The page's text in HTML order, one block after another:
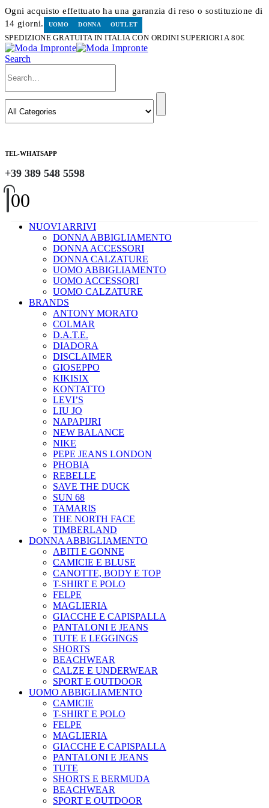
Ogni acquisto effettuato ha una garanzia di reso o sostituzione di
14 giorni.
UOMO DONNA OUTLET
SPEDIZIONE GRATUITA IN ITALIA CON ORDINI SUPERIORI A 80€
Search
TEL-WHATSAPP
+39 389 548 5598
00
NUOVI ARRIVI
DONNA ABBIGLIAMENTO
DONNA ACCESSORI
DONNA CALZATURE
UOMO ABBIGLIAMENTO
UOMO ACCESSORI
UOMO CALZATURE
BRANDS
ANTONY MORATO
COLMAR
D.A.T.E.
DIADORA
DISCLAIMER
GIOSEPPO
KIKISIX
KONTATTO
LEVI’S
LIU JO
NAPAPIJRI
NEW BALANCE
NIKE
PEPE JEANS LONDON
PHOBIA
REBELLE
SAVE THE DUCK
SUN 68
TAMARIS
THE NORTH FACE
TIMBERLAND
DONNA ABBIGLIAMENTO
ABITI E GONNE
CAMICIE E BLUSE
CANOTTE, BODY E TOP
T-SHIRT E POLO
FELPE
MAGLIERIA
GIACCHE E CAPISPALLA
PANTALONI E JEANS
TUTE E LEGGINGS
SHORTS
BEACHWEAR
CALZE E UNDERWEAR
SPORT E OUTDOOR
UOMO ABBIGLIAMENTO
CAMICIE
T-SHIRT E POLO
FELPE
MAGLIERIA
GIACCHE E CAPISPALLA
PANTALONI E JEANS
TUTE
SHORTS E BERMUDA
BEACHWEAR
SPORT E OUTDOOR